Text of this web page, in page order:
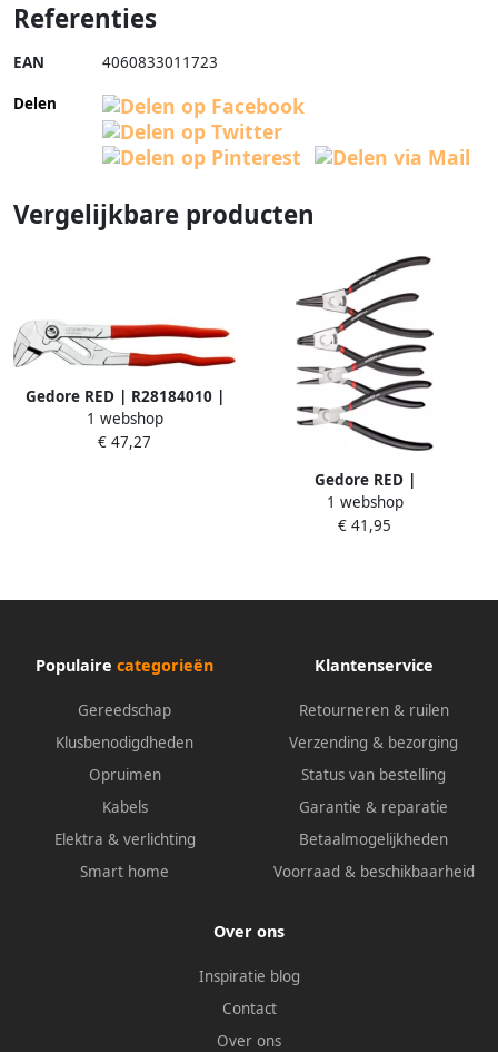
Referenties
EAN 4060833011723
Delen
Vergelijkbare producten
Gedore RED | R28184010 |
Sleuteltang | 10" | 250 mm |
R28184010
1 webshop
€ 47,27
Gedore RED |
Borgringtangenset | 4-delig
R28002004
1 webshop
€ 41,95
Populaire categorieën
Gereedschap
Klusbenodigdheden
Opruimen
Kabels
Elektra & verlichting
Smart home
Klantenservice
Retourneren & ruilen
Verzending & bezorging
Status van bestelling
Garantie & reparatie
Betaalmogelijkheden
Voorraad & beschikbaarheid
Over ons
Inspiratie blog
Contact
Over ons